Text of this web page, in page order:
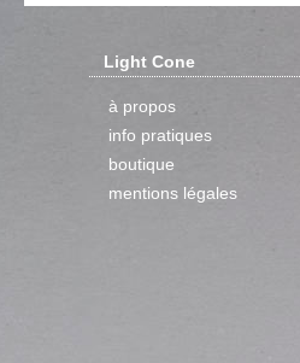
Light Cone
à propos
info pratiques
boutique
mentions légales